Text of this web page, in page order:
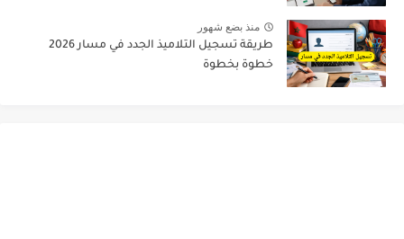
منذ بضع شهور
طريقة تسجيل التلاميذ الجدد في مسار 2026
خطوة بخطوة